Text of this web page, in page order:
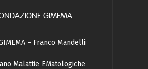
GIMEMA
– Franco Mandelli
Malattie EMatologiche